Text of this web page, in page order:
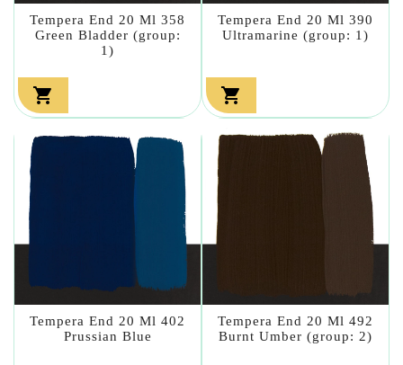
Tempera End 20 Ml 358
Green Bladder (group:
1)

Tempera End 20 Ml 390
Ultramarine (group: 1)

Tempera End 20 Ml 402
Prussian Blue
Tempera End 20 Ml 492
Burnt Umber (group: 2)